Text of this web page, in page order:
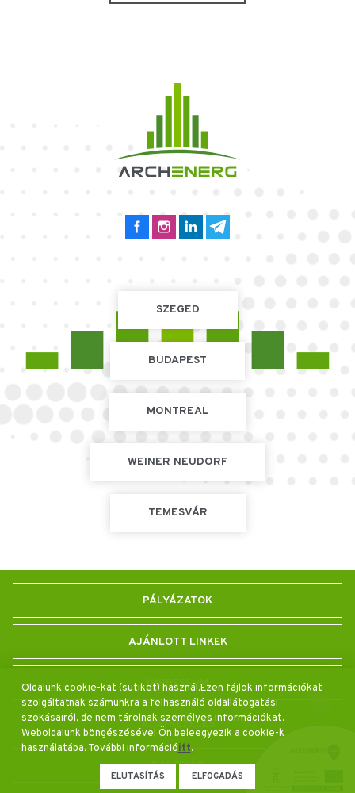
Oldalunk cookie-kat (sütiket) használ.Ezen fájlok információkat
szolgáltatnak számunkra a felhasználó oldallátogatási
szokásairól, de nem tárolnak személyes információkat.
Weboldalunk böngészésével Ön beleegyezik a cookie-k
használatába. További információitt.
ELUTASÍTÁS ELFOGADÁS
SZEGED
BUDAPEST
MONTREAL
WEINER NEUDORF
TEMESVÁR
PÁLYÁZATOK
AJÁNLOTT LINKEK
IMPRESSUM
ADATKEZELÉS
GALÉRIÁK